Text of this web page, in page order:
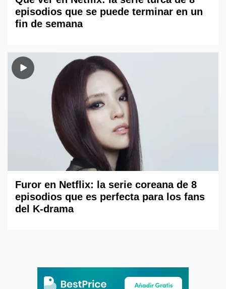
episodios que se puede terminar en un
fin de semana
Furor en Netflix: la serie coreana de 8
episodios que es perfecta para los fans
del K-drama